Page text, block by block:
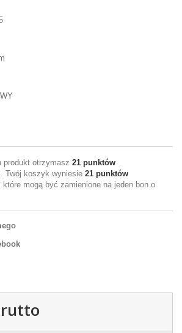
produkt otrzymasz 21 punktów
. Twój koszyk wyniesie 21 punktów
które mogą być zamienione na jeden bon o